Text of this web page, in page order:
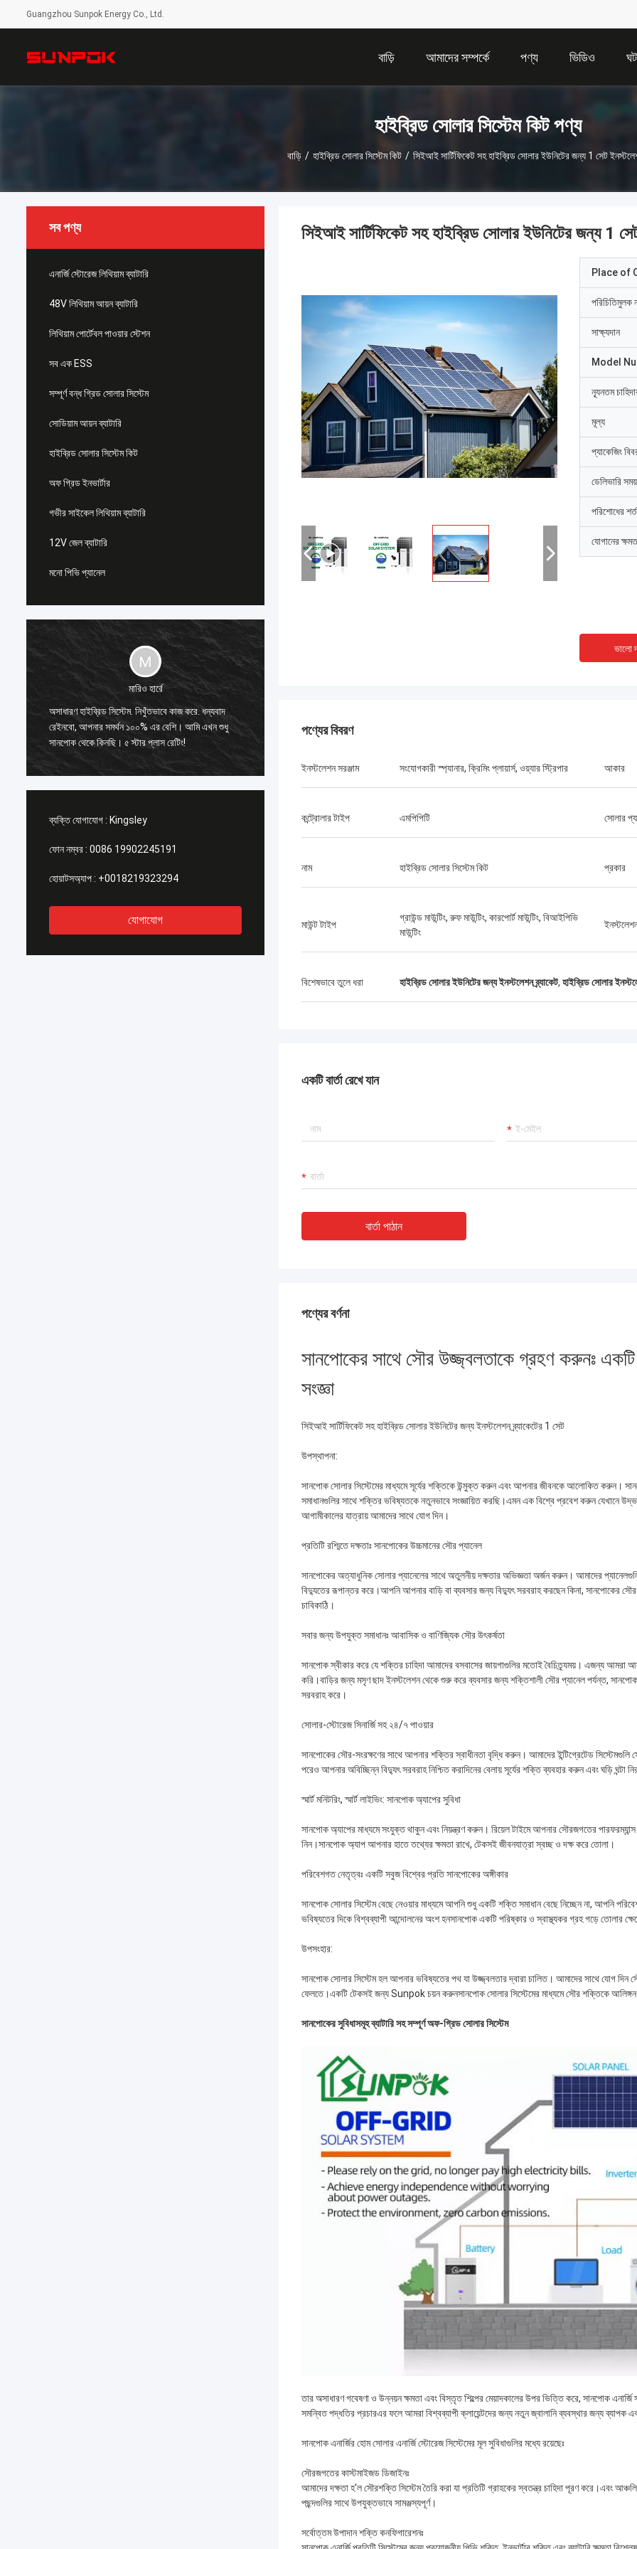
Guangzhou Sunpok Energy Co., Ltd.
বাড়ি আমাদের সম্পর্কে পণ্য ভিডিও
হাইব্রিড সোলার সিস্টেম কিট পণ্য
বাড়ি / হাইব্রিড সোলার সিস্টেম কিট / সিইআই সার্টিফিকেট সহ হাইব্রিড সোলার ইউনিটের জন্য 1 সেট
সব পণ্য
এনার্জি স্টোরেজ লিথিয়াম ব্যাটারি
48V লিথিয়াম আয়ন ব্যাটারি
লিথিয়াম পোর্টেবল পাওয়ার স্টেশন
সব এক ESS
সম্পূর্ণ বন্ধ গ্রিড সোলার সিস্টেম
সোডিয়াম আয়ন ব্যাটারি
হাইব্রিড সোলার সিস্টেম কিট
অফ গ্রিড ইনভার্টার
গভীর সাইকেল লিথিয়াম ব্যাটারি
12V জেল ব্যাটারি
মনো পিভি প্যানেল
মারিও হার্রে
অসাধারণ হাইব্রিড সিস্টেম. নিখুঁতভাবে কাজ করে. ধন্যবাদ
রেইনবো, আপনার সমর্থন ১০০% এর বেশি। আমি এখন শুধু
সানপোক থেকে কিনছি। ৫ স্টার প্লাস রেটিং!
সাহায্য করার জন্য প্রস্তুত।
ব্যক্তি যোগাযোগ : Kingsley
ফোন নম্বর : 0086 19902245191
হোয়াটসঅ্যাপ : +0018219323294
যোগাযোগ
সিইআই সার্টিফিকেট সহ হাইব্রিড সোলার ইউনিটের জন্য 1
Place of
পরিচিতিমুলক
সাক্ষ্যদান
Model
ন্যূনতম
মূল্য
প্যাকেজিং
ডেলিভারি সময়
পরিশোধের শর্ত
যোগানের
ভালো
পণ্যের বিবরণ
ইনস্টলেশন সরঞ্জাম সংযোগকারী স্প্যানার, ক্রিমিং প্লায়ার্স, ওয়্যার স্ট্রিপার আকার
কন্ট্রোলার টাইপ এমপিপিটি সোলার
নাম হাইব্রিড সোলার সিস্টেম কিট প্রকার
মাউন্ট টাইপ
গ্রাউন্ড মাউন্টিং, রুফ মাউন্টিং, কারপোর্ট মাউন্টিং, বিআইপিভি
মাউন্টিং
বিশেষভাবে তুলে ধরা হাইব্রিড সোলার ইউনিটের জন্য ইনস্টলেশন ব্র্যাকেট, হাইব্রিড সোলার
একটি বার্তা রেখে যান
বার্তা পাঠান
পণ্যের বর্ণনা
সানপোকের সাথে সৌর উজ্জ্বলতাকে গ্রহণ করুনঃ
সংজ্ঞা
সিইআই সার্টিফিকেট সহ হাইব্রিড সোলার ইউনিটের জন্য ইনস্টলেশন ব্র্যাকেটের 1 সেট
উপস্থাপনা:
সানপোক সোলার সিস্টেমের মাধ্যমে সূর্যের শক্তিকে উন্মুক্ত করুন এবং আপনার জীবনকে আলোকিত করুন।
সমাধানগুলির সাথে শক্তির ভবিষ্যতকে নতুনভাবে সংজ্ঞায়িত করছি।এমন এক বিশ্বে প্রবেশ করুন যেখানে
আগামীকালের যাত্রায় আমাদের সাথে যোগ দিন।
প্রতিটি রশ্মিতে দক্ষতাঃ সানপোকের উচ্চমানের সৌর প্যানেল
সানপোকের অত্যাধুনিক সোলার প্যানেলের সাথে অতুলনীয় দক্ষতার অভিজ্ঞতা অর্জন করুন। আমাদের প্যানেলগুলি
বিদ্যুতের রূপান্তর করে।আপনি আপনার বাড়ি বা ব্যবসার জন্য বিদ্যুৎ সরবরাহ করছেন কিনা, সানপোকের
চাবিকাঠি।
সবার জন্য উপযুক্ত সমাধানঃ আবাসিক ও বাণিজ্যিক সৌর উৎকর্ষতা
সানপোক স্বীকার করে যে শক্তির চাহিদা আমাদের বসবাসের জায়গাগুলির মতোই বৈচিত্র্যময়। এজন্য আমরা
করি।বাড়ির জন্য মসৃণ ছাদ ইনস্টলেশন থেকে শুরু করে ব্যবসার জন্য শক্তিশালী সৌর প্যানেল পর্যন্ত,
সরবরাহ করে।
সোলার-স্টোরেজ সিনার্জি সহ ২৪/৭ পাওয়ার
সানপোকের সৌর-সংরক্ষণের সাথে আপনার শক্তির স্বাধীনতা বৃদ্ধি করুন। আমাদের ইন্টিগ্রেটেড
পরেও আপনার অবিচ্ছিন্ন বিদ্যুৎ সরবরাহ নিশ্চিত করাদিনের বেলায় সূর্যের শক্তি ব্যবহার করুন এবং ঘড়ি
স্মার্ট মনিটরিং, স্মার্ট লাইভিং: সানপোক অ্যাপের সুবিধা
সানপোক অ্যাপের মাধ্যমে সংযুক্ত থাকুন এবং নিয়ন্ত্রণ করুন। রিয়েল টাইমে আপনার সৌরজগতের পারফরম্যান্স
নিন।সানপোক অ্যাপ আপনার হাতে তথ্যের ক্ষমতা রাখে, টেকসই জীবনযাত্রা স্বচ্ছ ও দক্ষ করে তোলা।
পরিবেশগত নেতৃত্বঃ একটি সবুজ বিশ্বের প্রতি সানপোকের অঙ্গীকার
সানপোক সোলার সিস্টেম বেছে নেওয়ার মাধ্যমে আপনি শুধু একটি শক্তি সমাধান বেছে নিচ্ছেন না, আপনি
ভবিষ্যতের দিকে বিশ্বব্যাপী আন্দোলনের অংশ হনসানপোক একটি পরিষ্কার ও স্বাস্থ্যকর গ্রহ গড়ে তোলার
উপসংহার:
সানপোক সোলার সিস্টেম হল আপনার ভবিষ্যতের পথ যা উজ্জ্বলতার দ্বারা চালিত। আমাদের সাথে যোগ
ফেলতে।একটি টেকসই জন্য Sunpok চয়ন করুনসানপোক সোলার সিস্টেমের মাধ্যমে সৌর শক্তিকে আলিঙ্গন
সানপোকের সুবিধাসমূহ ব্যাটারি সহ সম্পূর্ণ অফ-গ্রিড সোলার সিস্টেম
তার অসাধারণ গবেষণা ও উন্নয়ন ক্ষমতা এবং বিস্তৃত শিল্পের মেয়াদকালের উপর ভিত্তি করে, সানপোক
সমন্বিত পদ্ধতির প্রচারএর ফলে আমরা বিশ্বব্যাপী ক্লায়েন্টদের জন্য নতুন জ্বালানি ব্যবস্থার জন্য ব্যাপক
সানপোক এনার্জির হোম সোলার এনার্জি স্টোরেজ সিস্টেমের মূল সুবিধাগুলির মধ্যে রয়েছেঃ
সৌরজগতের কাস্টমাইজড ডিজাইনঃ
আমাদের দক্ষতা হ'ল সৌরশক্তি সিস্টেম তৈরি করা যা প্রতিটি গ্রাহকের স্বতন্ত্র চাহিদা পূরণ করে।এবং
পছন্দগুলির সাথে উপযুক্তভাবে সামঞ্জস্যপূর্ণ।
সর্বোত্তম উপাদান শক্তি কনফিগারেশনঃ